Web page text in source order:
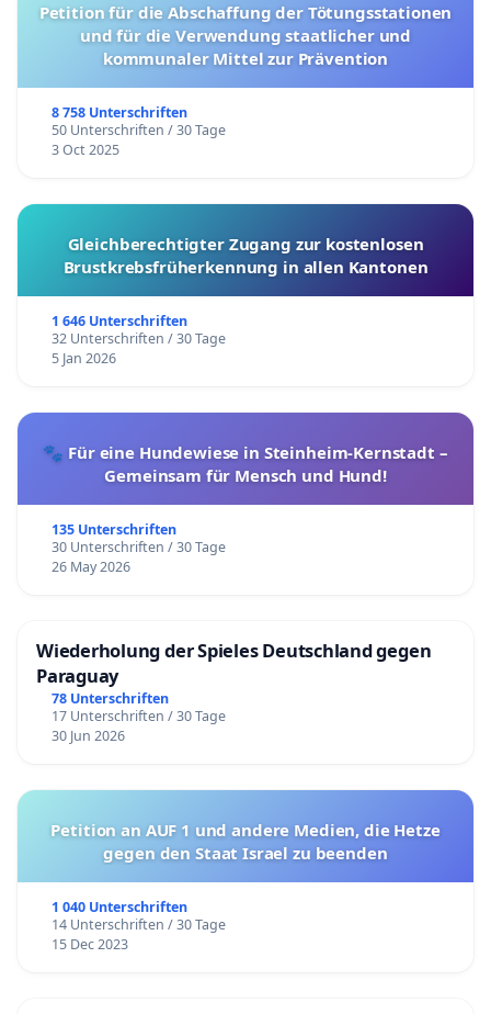
Petition für die Abschaffung der Tötungsstationen
und für die Verwendung staatlicher und
kommunaler Mittel zur Prävention
8 758 Unterschriften
50 Unterschriften / 30 Tage
3 Oct 2025
Gleichberechtigter Zugang zur kostenlosen
Brustkrebsfrüherkennung in allen Kantonen
1 646 Unterschriften
32 Unterschriften / 30 Tage
5 Jan 2026
🐾 Für eine Hundewiese in Steinheim-Kernstadt –
Gemeinsam für Mensch und Hund!
135 Unterschriften
30 Unterschriften / 30 Tage
26 May 2026
Wiederholung der Spieles Deutschland gegen
Paraguay
78 Unterschriften
17 Unterschriften / 30 Tage
30 Jun 2026
Petition an AUF 1 und andere Medien, die Hetze
gegen den Staat Israel zu beenden
1 040 Unterschriften
14 Unterschriften / 30 Tage
15 Dec 2023